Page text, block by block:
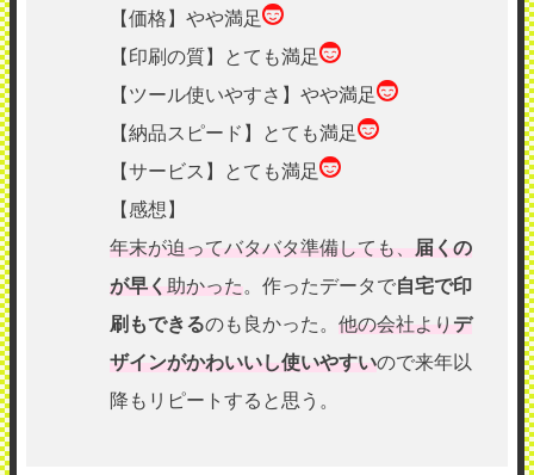
【価格】やや満足
【印刷の質】とても満足
【ツール使いやすさ】やや満足
【納品スピード】とても満足
【サービス】とても満足
【感想】
年末が迫ってバタバタ準備しても、
届くの
が早く 助かった 。作ったデータで自宅で印
刷もできるのも良かった。 他の会社より デ
ザインがかわいいし使いやすいので来年以
降もリピートすると思う。